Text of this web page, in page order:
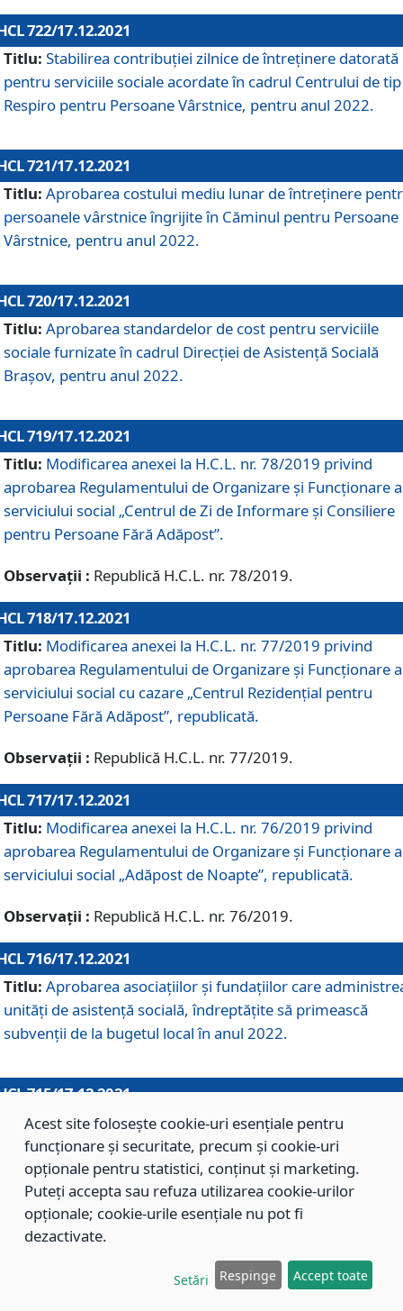
722/17.12.2021
Titlu: Stabilirea contribuţiei zilnice de întreținere datorată
pentru serviciile sociale acordate în cadrul Centrului de tip
Respiro pentru Persoane Vârstnice, pentru anul 2022.
721/17.12.2021
Titlu: Aprobarea costului mediu lunar de întreţinere
persoanele vârstnice îngrijite în Căminul pentru Persoane
Vârstnice, pentru anul 2022.
720/17.12.2021
Titlu: Aprobarea standardelor de cost pentru serviciile
sociale furnizate în cadrul Direcției de Asistență Socială
Brașov, pentru anul 2022.
719/17.12.2021
Titlu: Modificarea anexei la H.C.L. nr. 78/2019 privind
aprobarea Regulamentului de Organizare și Funcționare
serviciului social „Centrul de Zi de Informare şi Consiliere
pentru Persoane Fără Adăpost”.
Observații : Republică H.C.L. nr. 78/2019.
718/17.12.2021
Titlu: Modificarea anexei la H.C.L. nr. 77/2019 privind
aprobarea Regulamentului de Organizare și Funcționare
serviciului social cu cazare „Centrul Rezidențial pentru
Persoane Fără Adăpost”, republicată.
Observații : Republică H.C.L. nr. 77/2019.
717/17.12.2021
Titlu: Modificarea anexei la H.C.L. nr. 76/2019 privind
aprobarea Regulamentului de Organizare şi Funcționare
serviciului social „Adăpost de Noapte”, republicată.
Observații : Republică H.C.L. nr. 76/2019.
716/17.12.2021
Titlu: Aprobarea asociaţiilor şi fundaţiilor care
unităţi de asistenţă socială, îndreptăţite să primească
subvenţii de la bugetul local în anul 2022.
715/17.12.2021
Titlu: Aprobarea Planului de acţiuni sau lucrări de interes
local pentru anul 2022.
714/17.12.2021
Titlu: Modificarea Anexei la H.C.L. nr. 709/2020 privind
aprobarea Regulamentului de Organizare şi Funcţionare
Direcţiei de Asistenţă Socială Braşov.
Acest site folosește cookie-uri esențiale pentru
funcționare și securitate, precum și cookie-uri
opționale pentru statistici, conținut și marketing.
Puteți accepta sau refuza utilizarea cookie-urilor
opționale; cookie-urile esențiale nu pot fi
dezactivate.
Setări Respinge Accept toate